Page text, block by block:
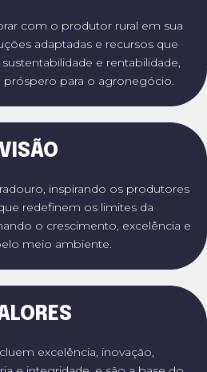
com o produtor rural em sua
adaptadas e recursos que
e rentabilidade,
para o agronegócio.
VISÃO
inspirando os produtores
redefinem os limites da
o crescimento, excelência e
meio ambiente.
excelência, inovação,